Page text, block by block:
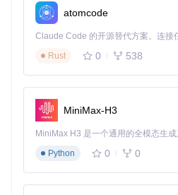
准备阶段：环境配置与参数设定
环境部署：确保Python 3.8+环
数据源配置：准备视频ID列表
格式）
采集参数设置
：根据需求调整
数
执行阶段：自动化数据采集
实时监控采集状态，工具会动
atomcode
Rust
0 538
MiniMax-H3
Python
0 0